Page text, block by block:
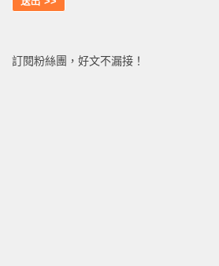
訂閱粉絲團，好文不漏接！